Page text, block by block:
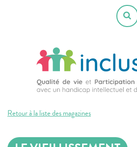
Retour à la liste des magazines